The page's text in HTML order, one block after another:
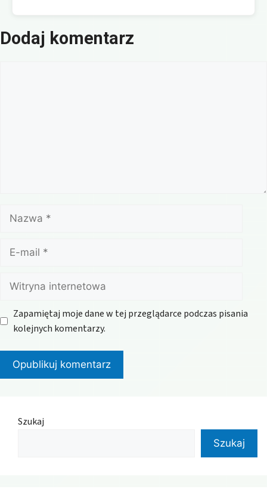
Dodaj komentarz
Nazwa
mail
Witryna
internetowa
Zapamiętaj moje dane w tej przeglądarce podczas pisania
kolejnych komentarzy.
Szukaj
Szukaj